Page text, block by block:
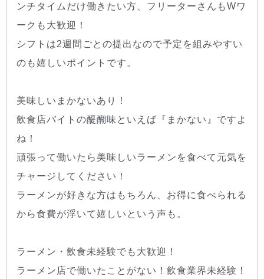
ンチタイムだけ働きたい方、フリーターさんもWワ
ークも大歓迎！
シフトは2週間ごとの提出なので予定を組みやすい
のも嬉しいポイントです。
美味しいまかないあり！
飲食店バイトの醍醐味といえば『まかない』ですよ
ね！
頑張って働いたら美味しいラーメンを食べて元気を
チャージしてください！
ラーメンが好きな方はもちろん、お得に食べられる
から食費が浮いて嬉しいという声も。
ラーメン・飲食未経験でも大歓迎！
ラーメン店で働いたことがない！飲食業界未経験！